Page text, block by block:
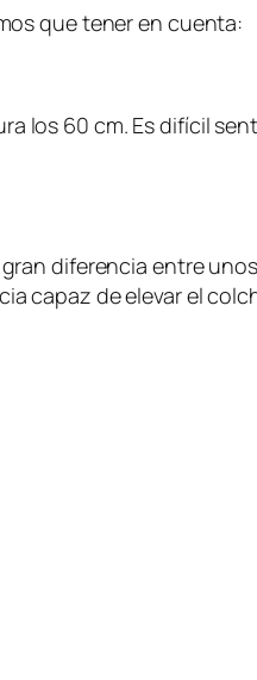
que tener en cuenta:
los 60 cm. Es difícil
diferencia entre
capaz de elevar el